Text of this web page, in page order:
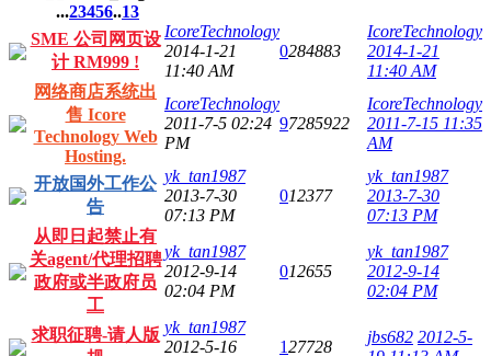
...23456..13
SME 公司网页设
计 RM999 !
IcoreTechnology
2014-1-21
11:40 AM
0284883
IcoreTechnology
2014-1-21
11:40 AM
网络商店系统出
售 Icore
Technology Web
Hosting.
IcoreTechnology
2011-7-5 02:24
PM
97285922
IcoreTechnology
2011-7-15 11:35
AM
开放国外工作公
告
yk_tan1987
2013-7-30
07:13 PM
012377
yk_tan1987
2013-7-30
07:13 PM
从即日起禁止有
关agent/代理招聘
政府或半政府员
工
yk_tan1987
2012-9-14
02:04 PM
012655
yk_tan1987
2012-9-14
02:04 PM
求职征聘-请人版 yk_tan1987
2012-5-16
127728
jbs682 2012-5-